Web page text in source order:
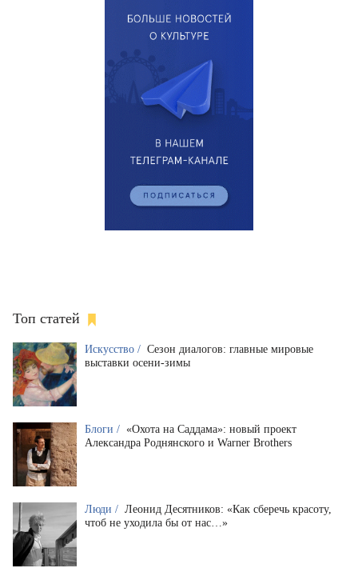
Топ статей
Искусство / Сезон диалогов: главные мировые
выставки осени-зимы
Блоги / «Охота на Саддама»: новый проект
Александра Роднянского и Warner Brothers
Люди / Леонид Десятников: «Как сберечь красоту,
чтоб не уходила бы от нас…»